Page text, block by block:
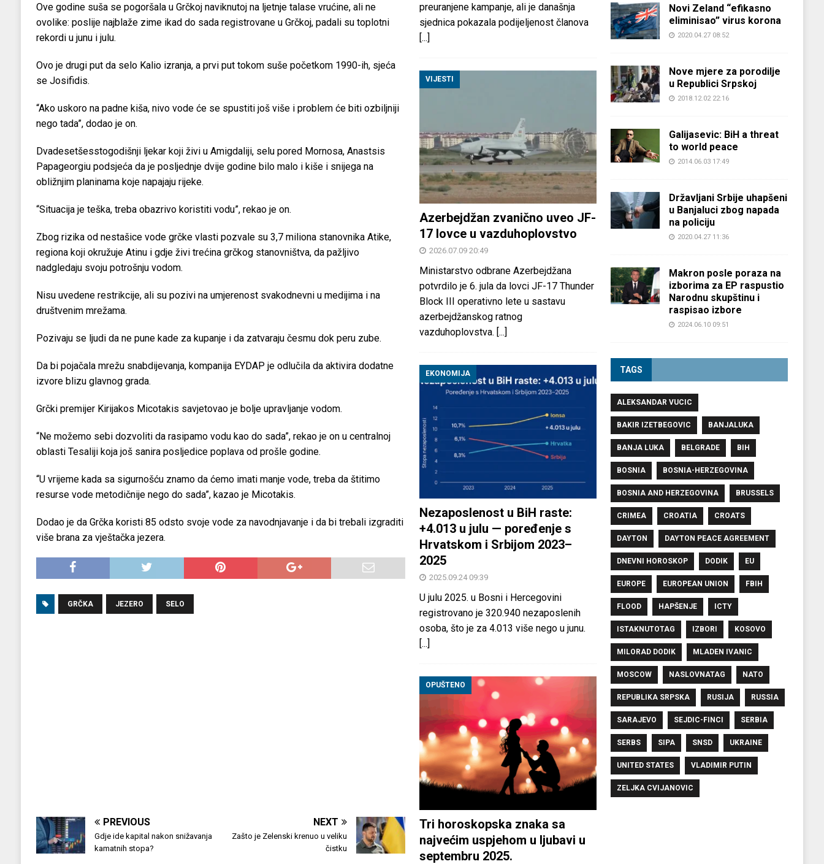
Ove godine suša se pogoršala u Grčkoj naviknutoj na ljetnje talase vrućine, ali ne
ovolike: poslije najblaže zime ikad do sada registrovane u Grčkoj, padali su toplotni
rekordi u junu i julu.
Ovo je drugi put da selo Kalio izranja, a prvi put tokom suše početkom 1990-ih, sjeća
se Josifidis.
“Ako uskoro na padne kiša, nivo vode će se spustiti još više i problem će biti ozbiljniji
nego tada”, dodao je on.
Dvadesetšesstogodišnji ljekar koji živi u Amigdaliji, selu pored Mornosa, Anastsis
Papageorgiu podsjeća da je posljednje dvije godine bilo malo i kiše i snijega na
obližnjim planinama koje napajaju rijeke.
“Situacija je teška, treba obazrivo koristiti vodu”, rekao je on.
Zbog rizika od nestašice vode grčke vlasti pozvale su 3,7 miliona stanovnika Atike,
regiona koji okružuje Atinu i gdje živi trećina grčkog stanovništva, da pažljivo
nadgledaju svoju potrošnju vodom.
Nisu uvedene restrikcije, ali su pozivi na umjerenost svakodnevni u medijima i na
društvenim mrežama.
Pozivaju se ljudi da ne pune kade za kupanje i da zatvaraju česmu dok peru zube.
Da bi pojačala mrežu snabdijevanja, kompanija EYDAP je odlučila da aktivira dodatne
izvore blizu glavnog grada.
Grčki premijer Kirijakos Micotakis savjetovao je bolje upravljanje vodom.
“Ne možemo sebi dozvoliti da rasipamo vodu kao do sada”, rekao je on u centralnoj
oblasti Tesaliji koja još sanira posljedice poplava od prošle godine.
“U vrijeme kada sa sigurnošću znamo da ćemo imati manje vode, treba da štitimo
resurse vode metodičnije nego do sada”, kazao je Micotakis.
Dodao je da Grčka koristi 85 odsto svoje vode za navodnjavanje i da bi trebali izgraditi
više brana za vještačka jezera.
GRČKA JEZERO SELO
PREVIOUS
Gdje ide kapital nakon snižavanja
kamatnih stopa?
NEXT
Zašto je Zelenski krenuo u veliku
čistku
preuranjene kampanje, ali je današnja
sjednica pokazala podijeljenost članova
[...]
VIJESTI
Azerbejdžan zvanično uveo JF-
17 lovce u vazduhoplovstvo
2026.07.09 20:49
Ministarstvo odbrane Azerbejdžana
potvrdilo je 6. jula da lovci JF-17 Thunder
Block III operativno lete u sastavu
azerbejdžanskog ratnog
vazduhoplovstva. [...]
EKONOMIJA
Nezaposlenost u BiH raste:
+4.013 u julu — poređenje s
Hrvatskom i Srbijom 2023–
2025
2025.09.24 09:39
U julu 2025. u Bosni i Hercegovini
registrovano je 320.940 nezaposlenih
osoba, što je za 4.013 više nego u junu.
[...]
OPUŠTENO
Tri horoskopska znaka sa
najvećim uspjehom u ljubavi u
septembru 2025.
Novi Zeland “efikasno
eliminisao” virus korona
2020.04.27 08:52
Nove mjere za porodilje
u Republici Srpskoj
2018.12.02 22:16
Galijasevic: BiH a threat
to world peace
2014.06.03 17:49
Državljani Srbije uhapšeni
u Banjaluci zbog napada
na policiju
2020.04.27 11:36
Makron posle poraza na
izborima za EP raspustio
Narodnu skupštinu i
raspisao izbore
2024.06.10 09:51
TAGS
ALEKSANDAR VUCIC
BAKIR IZETBEGOVIC BANJALUKA
BANJA LUKA BELGRADE BIH
BOSNIA BOSNIA-HERZEGOVINA
BOSNIA AND HERZEGOVINA BRUSSELS
CRIMEA CROATIA CROATS
DAYTON DAYTON PEACE AGREEMENT
DNEVNI HOROSKOP DODIK EU
EUROPE EUROPEAN UNION FBIH
FLOOD HAPŠENJE ICTY
ISTAKNUTOTAG IZBORI KOSOVO
MILORAD DODIK MLADEN IVANIC
MOSCOW NASLOVNATAG NATO
REPUBLIKA SRPSKA RUSIJA RUSSIA
SARAJEVO SEJDIC-FINCI SERBIA
SERBS SIPA SNSD UKRAINE
UNITED STATES VLADIMIR PUTIN
ZELJKA CVIJANOVIC